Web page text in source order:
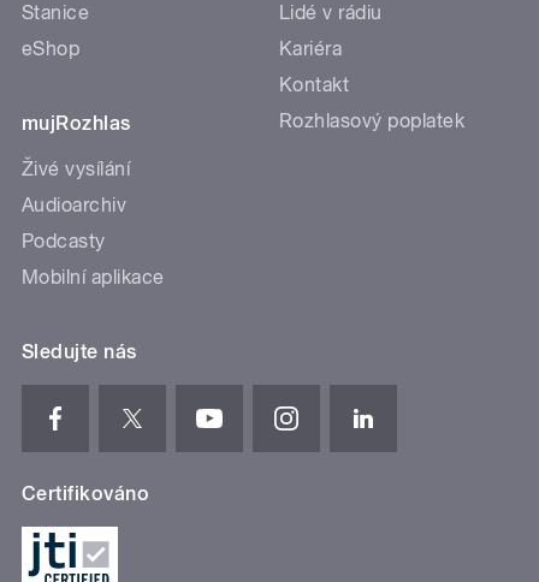
Stanice
eShop
mujRozhlas
Živé vysílání
Audioarchiv
Podcasty
Mobilní aplikace
Lidé v rádiu
Kariéra
Kontakt
Rozhlasový poplatek
Sledujte nás
Certifikováno